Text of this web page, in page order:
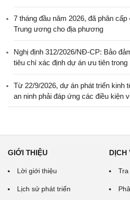
7 tháng đầu năm 2026, đã phân
Trung ương cho địa phương
Nghị định 312/2026/NĐ-CP: Bảo
tiêu chí xác định dự án ưu tiên
Từ 22/9/2026, dự án phát triển kinh
an ninh phải đáp ứng các điều kiện
GIỚI THIỆU
Lời giới thiệu
Lịch sử phát triển
DỊCH